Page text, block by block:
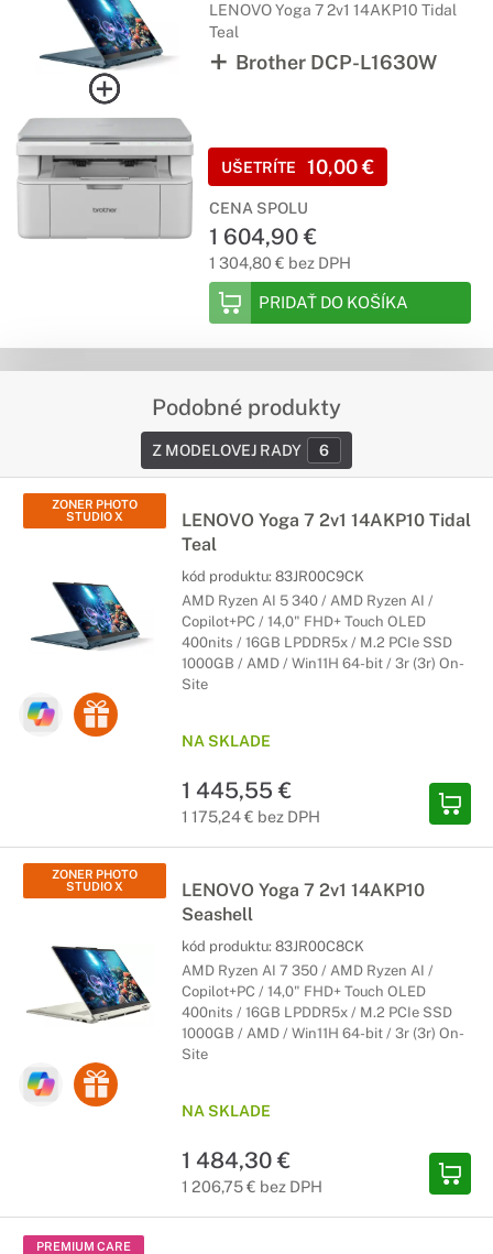
LENOVO Yoga 7 2v1 14AKP10 Tidal
Teal
Brother DCP-L1630W
UŠETRÍTE 10,00 €
CENA SPOLU
1 604,90 €
1 304,80 € bez DPH
PRIDAŤ DO KOŠÍKA
Podobné produkty
Z MODELOVEJ RADY 6
ZONER PHOTO
STUDIO X
LENOVO Yoga 7 2v1 14AKP10 Tidal
Teal
kód produktu: 83JR00C9CK
AMD Ryzen AI 5 340 / AMD Ryzen AI /
Copilot+PC / 14,0" FHD+ Touch OLED
400nits / 16GB LPDDR5x / M.2 PCIe SSD
1000GB / AMD / Win11H 64-bit / 3r (3r) On-
Site
NA SKLADE
1 445,55 €
1 175,24 € bez DPH
ZONER PHOTO
STUDIO X
LENOVO Yoga 7 2v1 14AKP10
Seashell
kód produktu: 83JR00C8CK
AMD Ryzen AI 7 350 / AMD Ryzen AI /
Copilot+PC / 14,0" FHD+ Touch OLED
400nits / 16GB LPDDR5x / M.2 PCIe SSD
1000GB / AMD / Win11H 64-bit / 3r (3r) On-
Site
NA SKLADE
1 484,30 €
1 206,75 € bez DPH
PREMIUM CARE